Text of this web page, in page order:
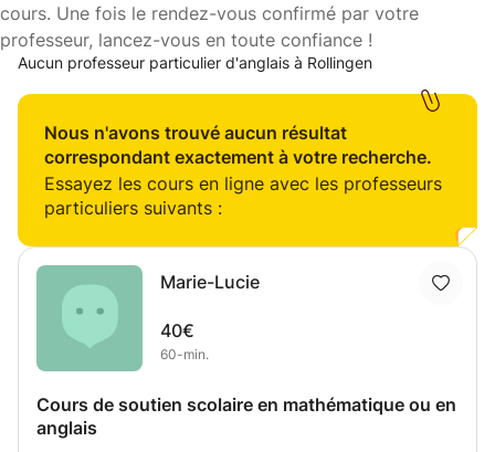
cours. Une fois le rendez-vous confirmé par votre
professeur, lancez-vous en toute confiance !
Aucun professeur particulier d'anglais à Rollingen
Nous n'avons trouvé aucun résultat
correspondant exactement à votre recherche.
Essayez les cours en ligne avec les professeurs
particuliers suivants :
Marie-Lucie
40€
60-min.
Cours de soutien scolaire en mathématique ou en
anglais